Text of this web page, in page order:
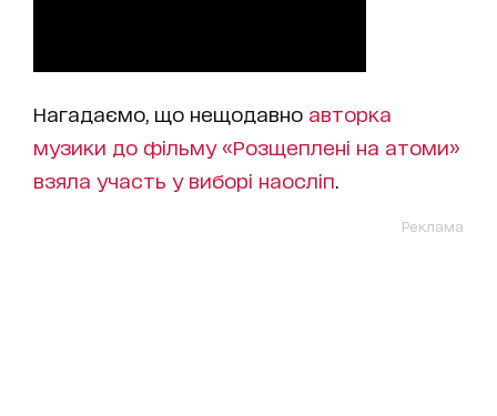
Нагадаємо, що нещодавно авторка
музики до фільму «Розщеплені на атоми»
взяла участь у виборі наосліп
Реклама